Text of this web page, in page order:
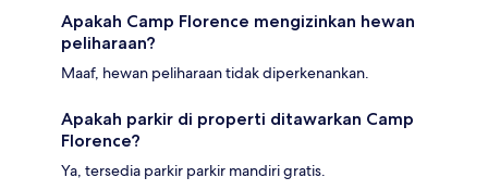
Apakah Camp Florence mengizinkan hewan
peliharaan?
Maaf, hewan peliharaan tidak diperkenankan.
Apakah parkir di properti ditawarkan Camp
Florence?
Ya, tersedia parkir parkir mandiri gratis.